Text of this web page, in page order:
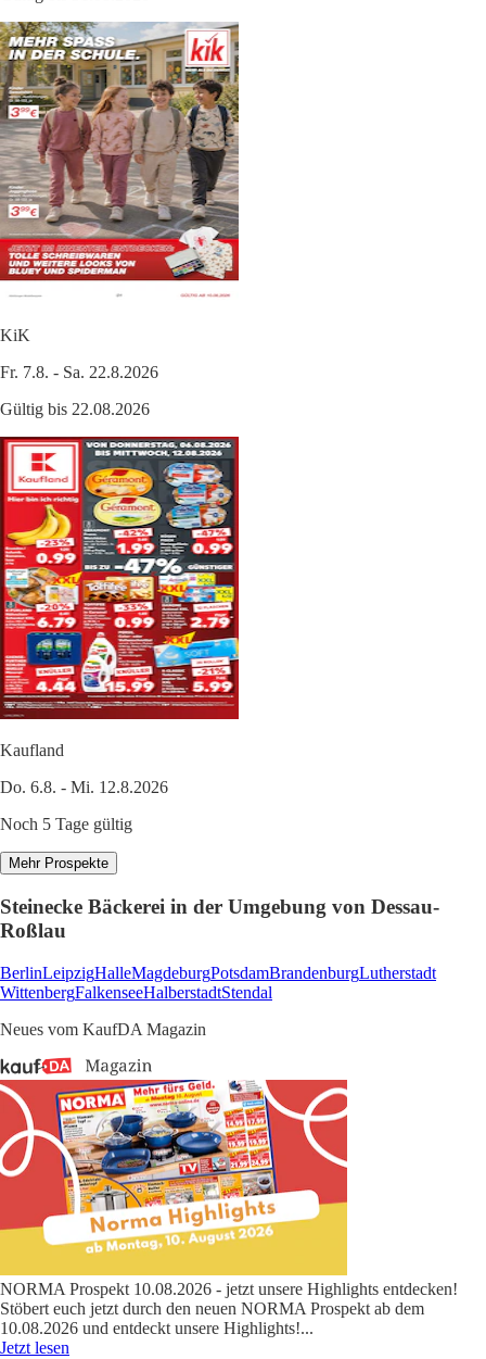
KiK
Fr. 7.8. - Sa. 22.8.2026
Gültig bis 22.08.2026
Kaufland
Do. 6.8. - Mi. 12.8.2026
Noch 5 Tage gültig
Mehr Prospekte
Steinecke Bäckerei in der Umgebung von Dessau-
Roßlau
BerlinLeipzigHalleMagdeburgPotsdamBrandenburgLutherstadt
WittenbergFalkenseeHalberstadtStendal
Neues vom KaufDA Magazin
NORMA Prospekt 10.08.2026 - jetzt unsere Highlights entdecken!
Stöbert euch jetzt durch den neuen NORMA Prospekt ab dem
10.08.2026 und entdeckt unsere Highlights!...
Jetzt lesen